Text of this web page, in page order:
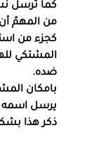
كما ترسل
من المهمّ
كجزء من
المشتكي
ضده.
بامكان
يرسل اسمه
ذكر هذا